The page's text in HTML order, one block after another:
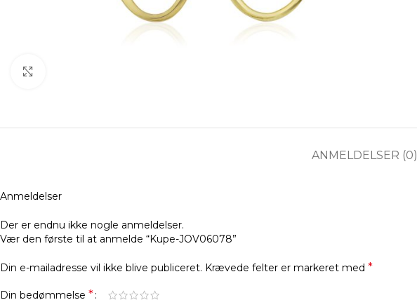
ANMELDELSER (0)
Anmeldelser
Der er endnu ikke nogle anmeldelser.
Vær den første til at anmelde “Kupe-JOV06078”
Din e-mailadresse vil ikke blive publiceret. Krævede felter er markeret med *
Din bedømmelse *